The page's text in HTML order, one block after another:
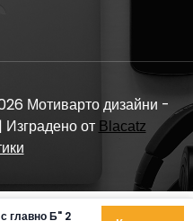
Мотиварто дизайни -
Изградено от Blacatz
главно Б" 2